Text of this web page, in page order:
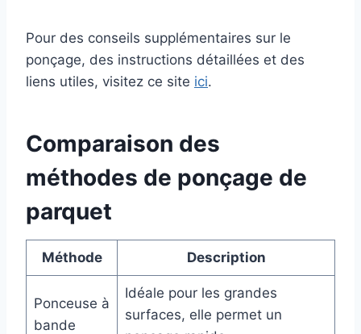
Pour des conseils supplémentaires sur le
ponçage, des instructions détaillées et des
liens utiles, visitez ce site ici.
Comparaison des
méthodes de ponçage de
parquet
Méthode Description
Ponceuse à
bande
Idéale pour les grandes
surfaces, elle permet un